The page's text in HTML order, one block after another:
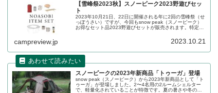
【雪峰祭2023秋】スノーピーク2023野遊びセッ
ト
2023年10月21日、22日に開催される年に2回の雪峰祭（せ
っぽうさい）ですが、今回もsnow peak（スノーピーク）
お得なセット品2023野遊びセットが販売されます。特定ジ
campreview.jp 2023.10.21
スノーピークの2023年新商品「トゥーガ」登場
snow peak（スノーピーク）から2023年新商品として「ト
ゥーガ」が登場しました。2〜4名用の2ルームシェルター
で、軽量化されていることが特徴です。夏の暑さや冬の寒